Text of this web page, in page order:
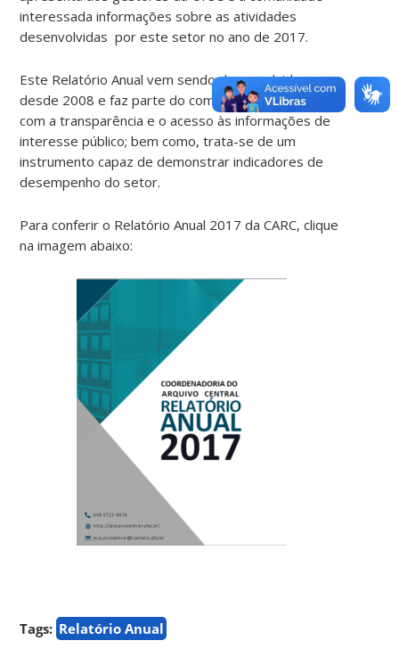
interessada informações sobre as atividades
desenvolvidas por este setor no ano de 2017.
Este Relatório Anual vem sendo desenvolvido
desde 2008 e faz parte do compromisso da CARC
com a transparência e o acesso às informações de
interesse público; bem como, trata-se de um
instrumento capaz de demonstrar indicadores de
desempenho do setor.
Para conferir o Relatório Anual 2017 da CARC, clique
na imagem abaixo:
Tags: Relatório Anual